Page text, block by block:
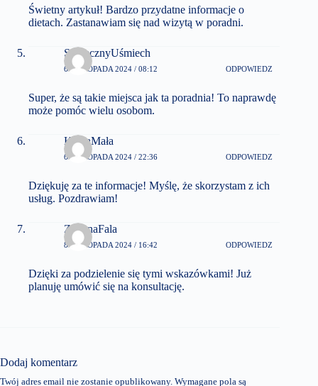
Świetny artykuł! Bardzo przydatne informacje o
dietach. Zastanawiam się nad wizytą w poradni.
SłonecznyUśmiech
6 LISTOPADA 2024 / 08:12 ODPOWIEDZ
Super, że są takie miejsca jak ta poradnia! To naprawdę
może pomóc wielu osobom.
KawaMała
6 LISTOPADA 2024 / 22:36 ODPOWIEDZ
Dziękuję za te informacje! Myślę, że skorzystam z ich
usług. Pozdrawiam!
ZielonaFala
8 LISTOPADA 2024 / 16:42 ODPOWIEDZ
Dzięki za podzielenie się tymi wskazówkami! Już
planuję umówić się na konsultację.
Dodaj komentarz
Twój adres email nie zostanie opublikowany. Wymagane pola są